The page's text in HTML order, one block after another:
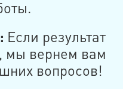
Если результат
мы вернем вам
вопросов!